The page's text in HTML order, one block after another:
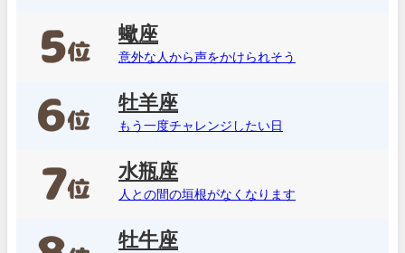
蠍座
意外な人から声をかけられそう
牡羊座
もう一度チャレンジしたい日
水瓶座
人との間の垣根がなくなります
牡牛座